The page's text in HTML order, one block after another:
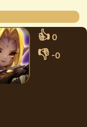
👍 0
👎 -0